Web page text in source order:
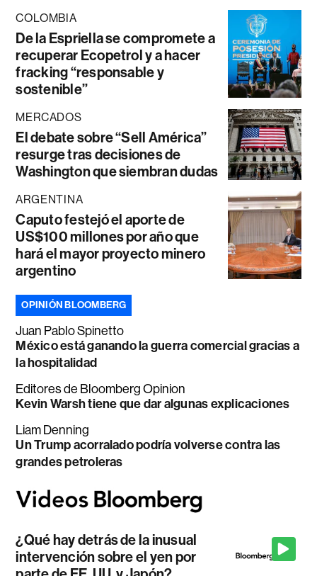
COLOMBIA
De la Espriella se compromete a
recuperar Ecopetrol y a hacer
fracking “responsable y
sostenible”
MERCADOS
El debate sobre “Sell América”
resurge tras decisiones de
Washington que siembran dudas
ARGENTINA
Caputo festejó el aporte de
US$100 millones por año que
hará el mayor proyecto minero
argentino
OPINIÓN BLOOMBERG
Juan Pablo Spinetto
México está ganando la guerra comercial gracias a
la hospitalidad
Editores de Bloomberg Opinion
Kevin Warsh tiene que dar algunas explicaciones
Liam Denning
Un Trump acorralado podría volverse contra las
grandes petroleras
¿Qué hay detrás de la inusual
intervención sobre el yen por